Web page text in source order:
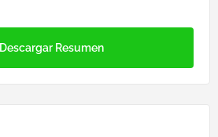
Descargar Resumen